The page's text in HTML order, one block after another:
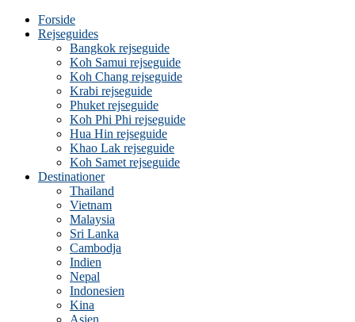
Forside
Rejseguides
Bangkok rejseguide
Koh Samui rejseguide
Koh Chang rejseguide
Krabi rejseguide
Phuket rejseguide
Koh Phi Phi rejseguide
Hua Hin rejseguide
Khao Lak rejseguide
Koh Samet rejseguide
Destinationer
Thailand
Vietnam
Malaysia
Sri Lanka
Cambodja
Indien
Nepal
Indonesien
Kina
Asien